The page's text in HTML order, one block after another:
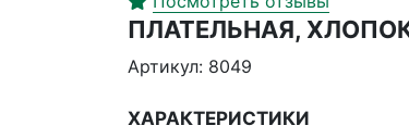
ПЛАТЕЛЬНАЯ,
Артикул: 8049
ХАРАКТЕРИСТИКИ